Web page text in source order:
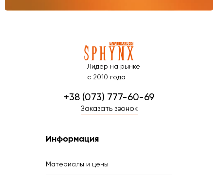
Лидер на рынке
с 2010 года
+38 (073) 777-60-69
Заказать звонок
Информация
Материалы и цены